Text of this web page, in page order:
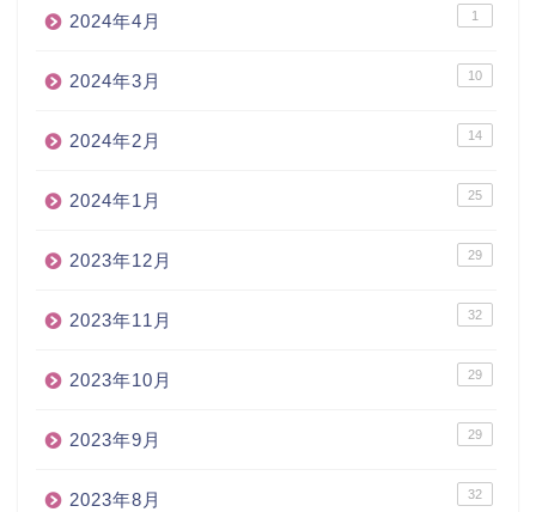
2024年4月 1
2024年3月 10
2024年2月 14
2024年1月 25
2023年12月 29
2023年11月 32
2023年10月 29
2023年9月 29
2023年8月 32